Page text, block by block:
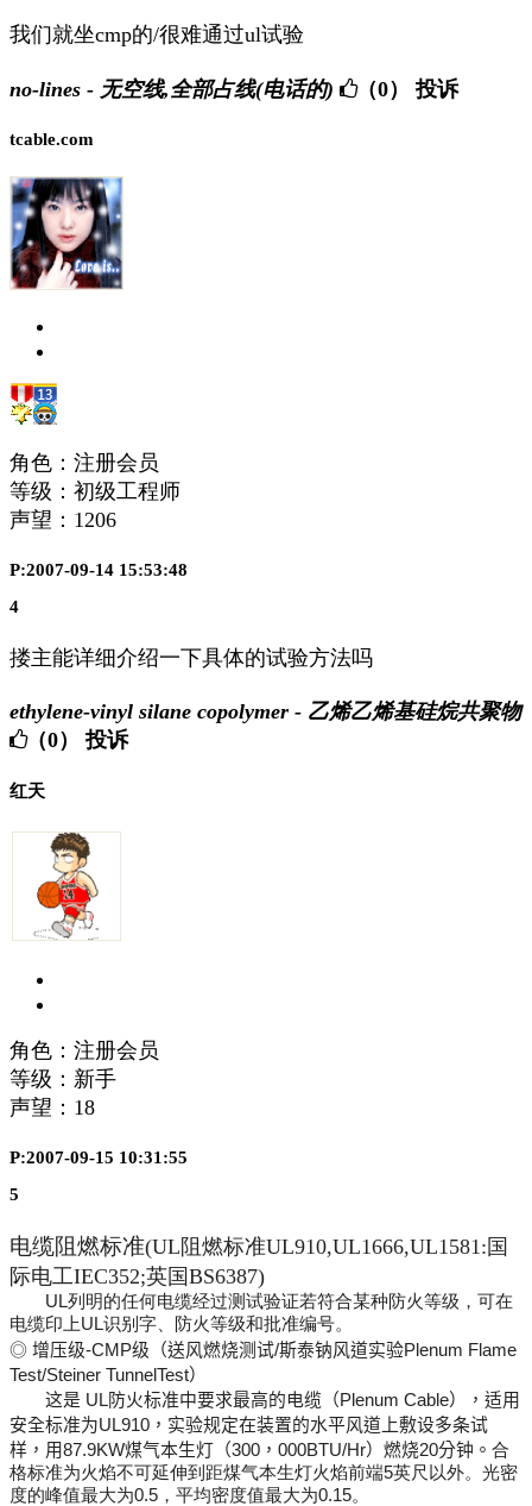
我们就坐cmp的/很难通过ul试验
no-lines - 无空线,全部占线(电话的) （0） 投诉
tcable.com
角色：注册会员
等级：初级工程师
声望： 1206
P:2007-09-14 15:53:48
4
搂主能详细介绍一下具体的试验方法吗
ethylene-vinyl silane copolymer - 乙烯乙烯基硅烷共聚物
（0）
投诉
红天
角色：注册会员
等级：新手
声望： 18
P:2007-09-15 10:31:55
5
电缆阻燃标准(UL阻燃标准UL910,UL1666,UL1581:国
际电工IEC352;英国BS6387)
UL列明的任何电缆经过测试验证若符合某种防火等级，可在
电缆印上UL识别字、防火等级和批准编号。
◎ 增压级-CMP级（送风燃烧测试/斯泰钠风道实验Plenum Flame
Test/Steiner TunnelTest）
这是 UL防火标准中要求最高的电缆（ Plenum Cable），适用
安全标准为UL910 ，实验规定在装置的水平风道上敷设多条试
样，用87.9KW煤气本生灯（300 ， 000BTU/Hr）燃烧20分钟。 合
格标准为火焰不可延伸到距煤气本生灯火焰前端5英尺以外。光密
度的峰值最大为0.5 ，平均密度值最大为0.15。